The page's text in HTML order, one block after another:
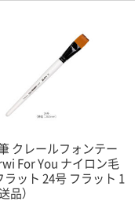
クレールフォンテー
For You ナイロン毛
ット 24号 フラット 1
品）